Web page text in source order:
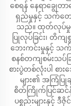
စေရန် နေရာချွေတ
ရှည်မှုနှင့် သက်တေ
သည်။ ထုတ်လုပ်မှုလု
ပြုလုပ်ခြင်း၊ တိကျ
ဘေးကင်းမှုနှင့် သ
စနစ်တကျစမ်းသ
စားပွဲတစ်လုံးပါ စ
များ၏ အကြံပြု
စိတ်ကြိုက်ပြင်ဆင်နိုင်
ပစ္စည်းများနှင့် ဒီ